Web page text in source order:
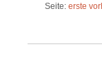
Seite: erste